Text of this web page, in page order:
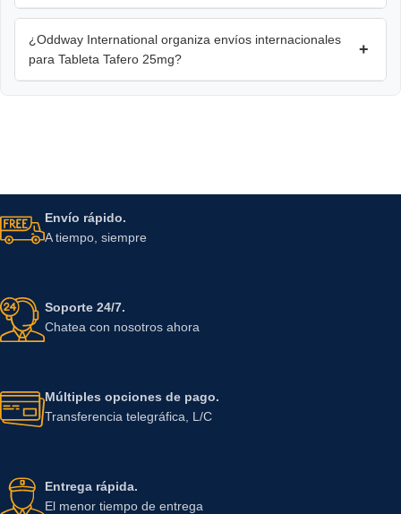
¿Oddway International organiza envíos internacionales
para Tableta Tafero 25mg?
+
Envío rápido.
A tiempo, siempre
Soporte 24/7.
Chatea con nosotros ahora
Múltiples opciones de pago.
Transferencia telegráfica, L/C
Entrega rápida.
El menor tiempo de entrega